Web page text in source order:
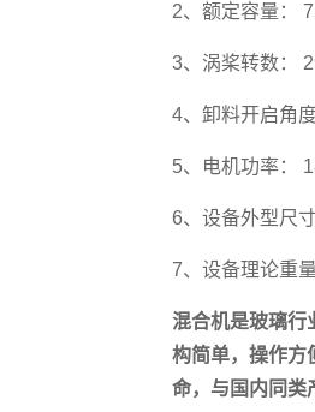
2、额定容量：
3、涡桨转数：
4、卸料开启角
5、电机功率：
6、设备外型尺
7、设备理论重
混合机是玻璃行
构简单，操作方
命，与国内同类